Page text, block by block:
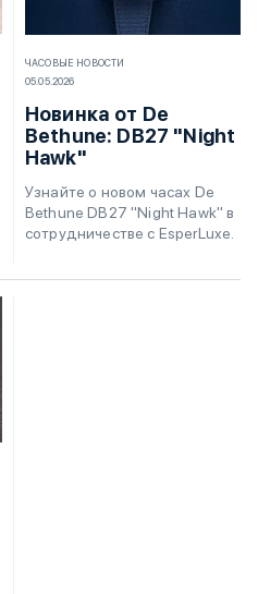
ЧАСОВЫЕ НОВОСТИ
05.05.2026
Новинка от De
Bethune: DB27 "Night
Hawk"
Узнайте о новом часах De
Bethune DB27 "Night Hawk" в
сотрудничестве с EsperLuxe.